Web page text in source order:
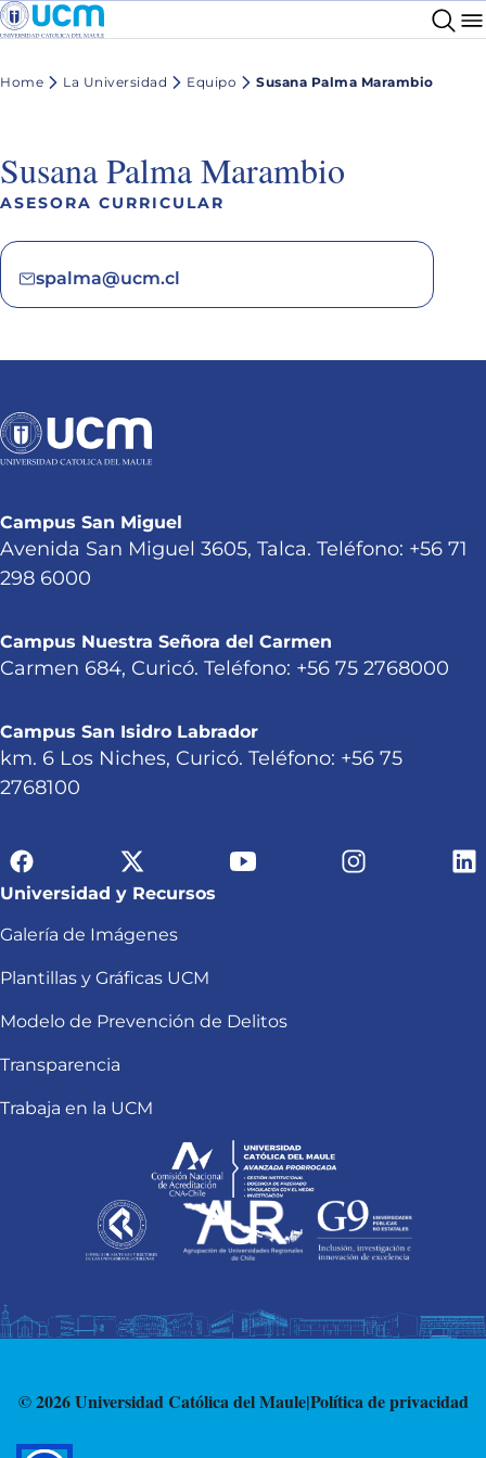
Home La Universidad Equipo Susana Palma Marambio
Susana Palma Marambio
ASESORA CURRICULAR
spalma@ucm.cl
Campus San Miguel
Avenida San Miguel 3605, Talca. Teléfono: +56 71
298 6000
Campus Nuestra Señora del Carmen
Carmen 684, Curicó. Teléfono: +56 75 2768000
Campus San Isidro Labrador
km. 6 Los Niches, Curicó. Teléfono: +56 75
2768100
Universidad y Recursos
Galería de Imágenes
Plantillas y Gráficas UCM
Modelo de Prevención de Delitos
Transparencia
Trabaja en la UCM
© 2026 Universidad Católica del Maule|Política de privacidad